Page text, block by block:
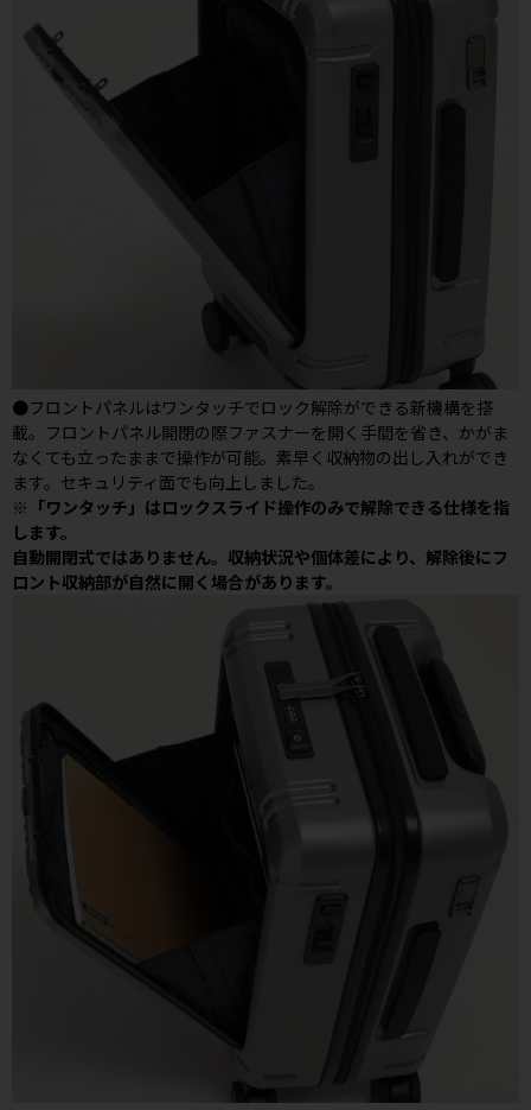
●フロントパネルはワンタッチでロック解除ができる新機構を搭
載。フロントパネル開閉の際ファスナーを開く手間を省き、かがま
なくても立ったままで操作が可能。素早く収納物の出し入れができ
ます。セキュリティ面でも向上しました。
※「ワンタッチ」はロックスライド操作のみで解除できる仕様を指
します。
自動開閉式ではありません。収納状況や個体差により、解除後にフ
ロント収納部が自然に開く場合があります。